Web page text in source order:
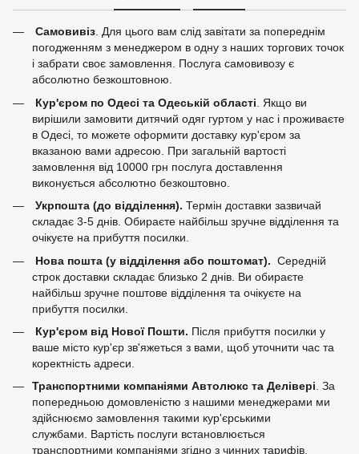
Самовивіз. Для цього вам слід завітати за попереднім
погодженням з менеджером в одну з наших торгових точок
і забрати своє замовлення. Послуга самовивозу є
абсолютно безкоштовною.
Кур'єром по Одесі та Одеській області . Якщо ви
вирішили замовити дитячий одяг гуртом у нас і проживаєте
в Одесі, то можете оформити доставку кур'єром за
вказаною вами адресою. При загальній вартості
замовлення від 10000 грн послуга доставлення
виконується абсолютно безкоштовно.
Укрпошта (до відділення). Термін доставки зазвичай
складає 3-5 днів. Обираєте найбільш зручне відділення та
очікуєте на прибуття посилки.
Нова пошта (у відділення або поштомат). Середній
строк доставки складає близько 2 днів. Ви обираєте
найбільш зручне поштове відділення та очікуєте на
прибуття посилки.
Кур'єром від Нової Пошти. Після прибуття посилки у
ваше місто кур'єр зв'яжеться з вами, щоб уточнити час та
коректність адреси.
Транспортними компаніями Автолюкс та Делівері. За
попередньою домовленістю з нашими менеджерами ми
здійснюємо замовлення такими кур'єрськими
службами. Вартість послуги встановлюється
транспортними компаніями згідно з чинних тарифів.